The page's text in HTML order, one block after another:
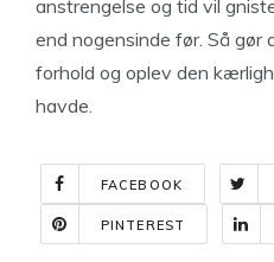
anstrengelse og tid vil
end nogensinde før. Så gør
forhold og oplev den
havde.
FACEBOOK
PINTEREST